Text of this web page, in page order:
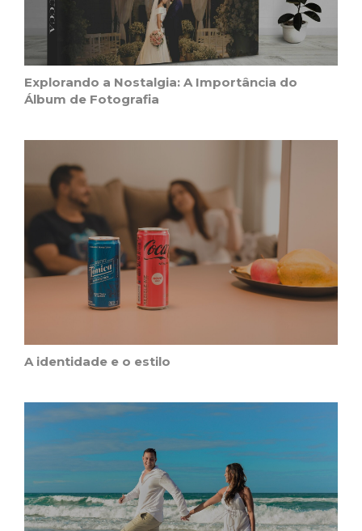
Explorando a Nostalgia: A Importância do
Álbum de Fotografia
A identidade e o estilo